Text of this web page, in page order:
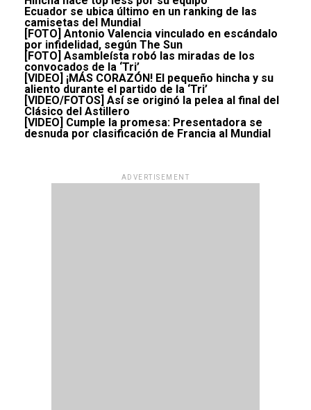
Ecuador se ubica último en un ranking de las
camisetas del Mundial
[FOTO] Antonio Valencia vinculado en escándalo
por infidelidad, según The Sun
[FOTO] Asambleísta robó las miradas de los
convocados de la ‘Tri’
[VIDEO] ¡MÁS CORAZÓN! El pequeño hincha y su
aliento durante el partido de la ‘Tri’
[VIDEO/FOTOS] Así se originó la pelea al final del
Clásico del Astillero
[VIDEO] Cumple la promesa: Presentadora se
desnuda por clasificación de Francia al Mundial
ADVERTISEMENT